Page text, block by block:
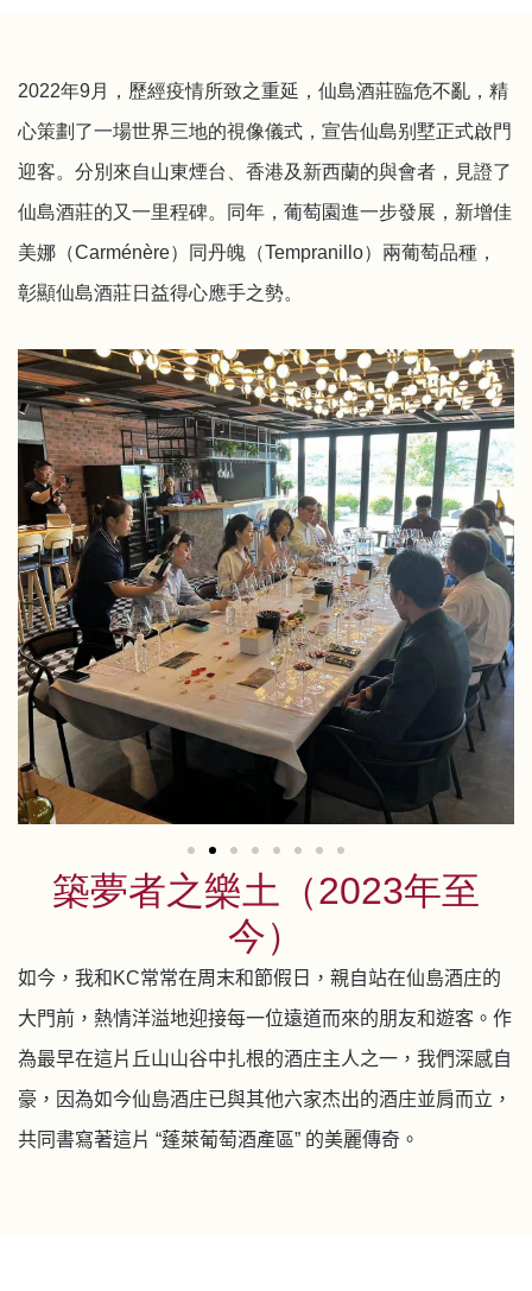
2022年9月，歷經疫情所致之重延，仙島酒莊臨危不亂，精
心策劃了一場世界三地的視像儀式，宣告仙島别墅正式啟門
迎客。分別來自山東煙台、香港及新西蘭的與會者，見證了
仙島酒莊的又一里程碑。同年，葡萄園進一步發展，新增佳
美娜（Carménère）同丹魄（Tempranillo）兩葡萄品種，
彰顯仙島酒莊日益得心應手之勢。
築夢者之樂土（2023年至
今）
如今，我和 KC常常在周末和節假日，親自站在仙島酒庄的
大門前，熱情洋溢地迎接每一位遠道而來的朋友和遊客。作
為最早在這片丘山山谷中扎根的酒庄主人之一，我們深感自
豪，因為如今仙島酒庄已與其他六家杰出的酒庄並肩而立，
共同書寫著這片 “蓬萊葡萄酒產區” 的美麗傳奇。